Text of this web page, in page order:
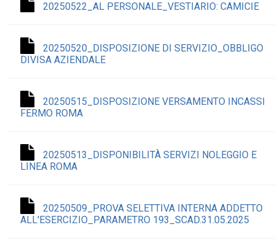
20250522_AL PERSONALE_VESTIARIO: CAMICIE
20250520_DISPOSIZIONE DI SERVIZIO_OBBLIGO
DIVISA AZIENDALE
20250515_DISPOSIZIONE VERSAMENTO INCASSI
FERMO ROMA
20250513_DISPONIBILITÀ SERVIZI NOLEGGIO E
LINEA ROMA
20250509_PROVA SELETTIVA INTERNA ADDETTO
ALL'ESERCIZIO_PARAMETRO 193_SCAD.31.05.2025